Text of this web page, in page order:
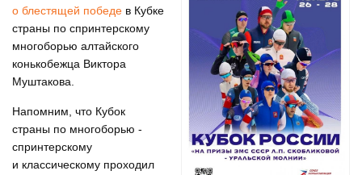
о блестящей победе в Кубке
страны по спринтерскому
многоборью алтайского
конькобежца Виктора
Муштакова.
Напомним, что Кубок
страны по многоборью -
спринтерскому
и классическому проходил